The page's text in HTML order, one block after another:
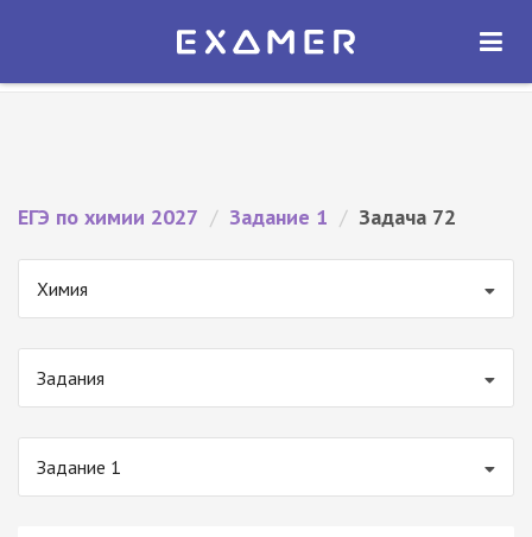
Экзамер — ЕГЭ 2027
ОТКРЫТЬ
ЕГЭ по химии 2027 / Задание 1 / Задача 72
Химия
Задания
Задание 1